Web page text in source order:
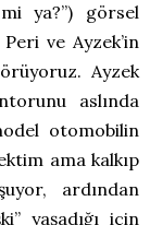
ya?”) görsel
ve Ayzek’in
Ayzek
aslında
otomobilin
ama kalkıp
ardından
yaşadığı için